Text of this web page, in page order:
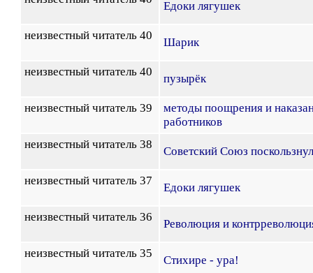
Едоки лягушек
неизвестный читатель 40
Шарик
неизвестный читатель 40
пузырёк
неизвестный читатель 39
методы поощрения и
работников
неизвестный читатель 38
Советский Союз
неизвестный читатель 37
Едоки лягушек
неизвестный читатель 36
Революция и
неизвестный читатель 35
Стихире - ура!